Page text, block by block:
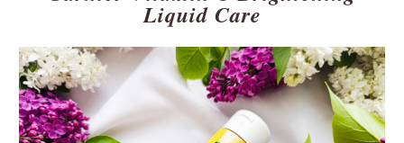
Liquid Care